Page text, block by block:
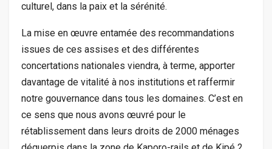
culturel, dans la paix et la sérénité.
La mise en œuvre entamée des recommandations
issues de ces assises et des différentes
concertations nationales viendra, à terme, apporter
davantage de vitalité à nos institutions et raffermir
notre gouvernance dans tous les domaines. C’est en
ce sens que nous avons œuvré pour le
rétablissement dans leurs droits de 2000 ménages